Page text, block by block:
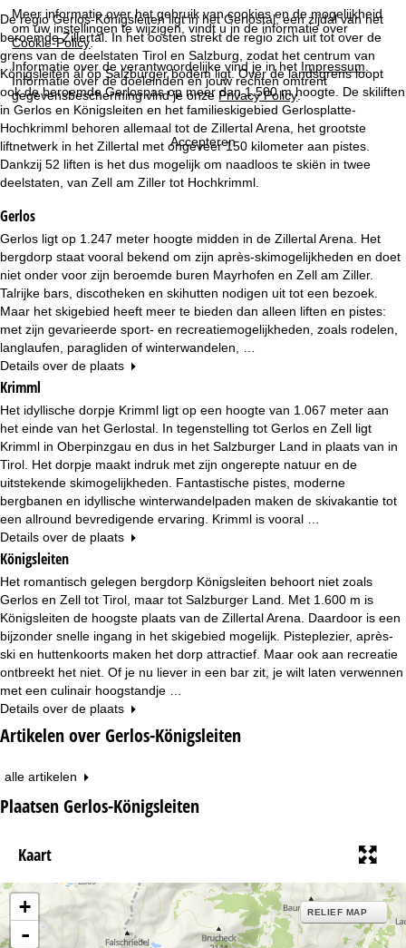
Meer informatie over het gebruik van cookies en de mogelijkheid
om uw instellingen te wijzigen, vindt u in de informatie over
Cookie-Policy.
Informatie over de verantwoordelijke vind je in het Impressum
Informatie over de doeleinden en jouw rechten omtrent
gegevensbescherming vind je onze Privacy Policy.
Accepteren
t
p
a
g
n
De regio Gerlos-Königsleiten ligt in het Gerlostal, een zijdal van het
beroemde Zillertal. In het oosten strekt de regio zich uit tot over de
grens van de deelstaten Tirol en Salzburg, zodat het centrum van
Königsleiten al op Salzburger bodem ligt. Over de landsgrens loopt
ook de beroemde Gerlospas op meer dan 1.500 m hoogte. De skiliften
in Gerlos en Königsleiten en het familieskigebied Gerlosplatte-
Hochkrimml behoren allemaal tot de Zillertal Arena, het grootste
liftnetwerk in het Zillertal met ongeveer 150 kilometer aan pistes.
Dankzij 52 liften is het dus mogelijk om naadloos te skiën in twee
deelstaten, van Zell am Ziller tot Hochkrimml.
Gerlos
Gerlos ligt op 1.247 meter hoogte midden in de Zillertal Arena. Het
bergdorp staat vooral bekend om zijn après-skimogelijkheden en doet
niet onder voor zijn beroemde buren Mayrhofen en Zell am Ziller.
Talrijke bars, discotheken en skihutten nodigen uit tot een bezoek.
Maar het skigebied heeft meer te bieden dan alleen liften en pistes:
met zijn gevarieerde sport- en recreatiemogelijkheden, zoals rodelen,
langlaufen, paragliden of winterwandelen, …
Details over de plaats
Krimml
Het idyllische dorpje Krimml ligt op een hoogte van 1.067 meter aan
het einde van het Gerlostal. In tegenstelling tot Gerlos en Zell ligt
Krimml in Oberpinzgau en dus in het Salzburger Land in plaats van in
Tirol. Het dorpje maakt indruk met zijn ongerepte natuur en de
uitstekende skimogelijkheden. Fantastische pistes, moderne
bergbanen en idyllische winterwandelpaden maken de skivakantie tot
een allround bevredigende ervaring. Krimml is vooral …
Details over de plaats
Königsleiten
Het romantisch gelegen bergdorp Königsleiten behoort niet zoals
Gerlos en Zell tot Tirol, maar tot Salzburger Land. Met 1.600 m is
Königsleiten de hoogste plaats van de Zillertal Arena. Daardoor is een
bijzonder snelle ingang in het skigebied mogelijk. Pisteplezier, après-
ski en huttenkoorts maken het dorp attractief. Maar ook aan recreatie
ontbreekt het niet. Of je nu liever in een bar zit, je wilt laten verwennen
met een culinair hoogstandje …
Details over de plaats
Artikelen over Gerlos-Königsleiten
alle artikelen
Plaatsen Gerlos-Königsleiten
Kaart
+
-
RELIEF MAP